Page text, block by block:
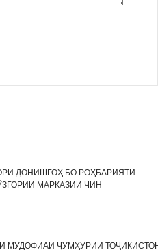
ДОНИШГОҲ БО РОҲБАРИЯТИ
МАРКАЗИИ ЧИН
МУДОФИАИ ҶУМҲУРИИ